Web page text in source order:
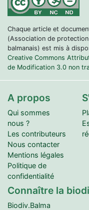
Chaque article et
(Association de
balmanais) est mis à
Creative Commons
de Modification 3.0 non
A propos
Qui sommes
nous ?
Les contributeurs
Nous contacter
Mentions légales
Politique de
confidentialité
Connaître la
Biodiv.Balma